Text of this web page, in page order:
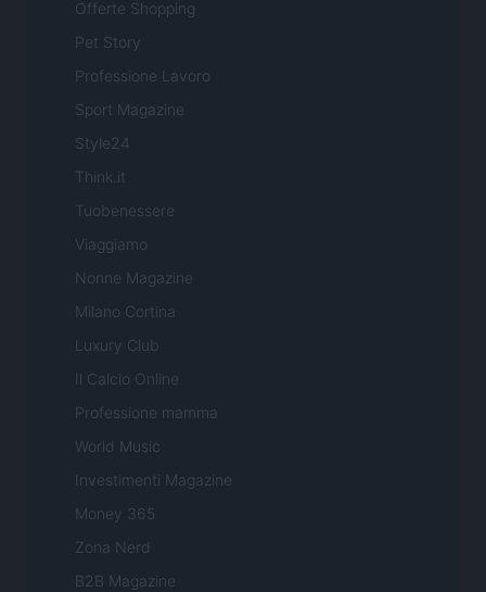
Offerte Shopping
Pet Story
Professione Lavoro
Sport Magazine
Style24
Think.it
Tuobenessere
Viaggiamo
Nonne Magazine
Milano Cortina
Luxury Club
Il Calcio Online
Professione mamma
World Music
Investimenti Magazine
Money 365
Zona Nerd
B2B Magazine